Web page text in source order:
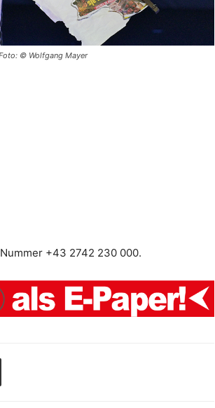
© Wolfgang Mayer
+43 2742 230 000.